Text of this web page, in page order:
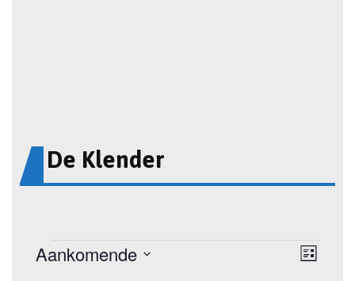
De Klender